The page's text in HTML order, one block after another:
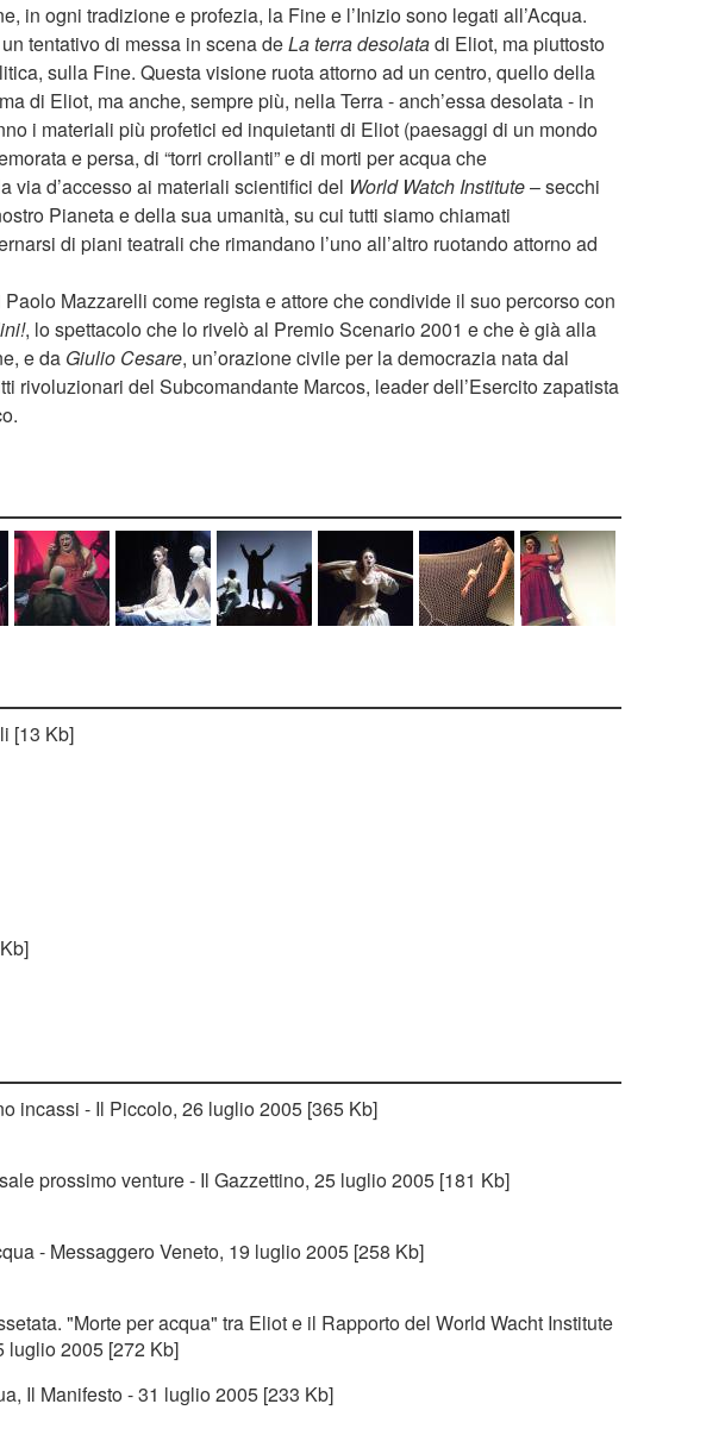
in ogni tradizione e profezia, la Fine e l’Inizio sono legati all’Acqua.
tentativo di messa in scena deLa terra desolatadi Eliot, ma piuttosto
sulla Fine. Questa visione ruota attorno ad un centro, quello della
di Eliot, ma anche, sempre più, nella Terra - anch’essa desolata - in
i materiali più profetici ed inquietanti di Eliot (paesaggi di un mondo
e persa, di “torri crollanti” e di morti per acqua che
via d’accesso ai materiali scientifici del World Watch Institute– secchi
Pianeta e della sua umanità, su cui tutti siamo chiamati
di piani teatrali che rimandano l’uno all’altro ruotando attorno ad
Mazzarelli come regista e attore che condivide il suo percorso con
, lo spettacolo che lo rivelò al Premio Scenario 2001 e che è già alla
e da Giulio Cesare, un’orazione civile per la democrazia nata dal
rivoluzionari del Subcomandante Marcos, leader dell’Esercito zapatista
[13 Kb]
incassi - Il Piccolo, 26 luglio 2005 [365 Kb]
prossimo venture - Il Gazzettino, 25 luglio 2005 [181 Kb]
- Messaggero Veneto, 19 luglio 2005 [258 Kb]
"Morte per acqua" tra Eliot e il Rapporto del World Wacht Institute
luglio 2005 [272 Kb]
Il Manifesto - 31 luglio 2005 [233 Kb]